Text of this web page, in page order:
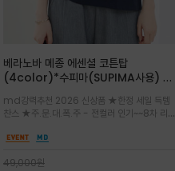
베라노바 메종 에센셜 코튼탑
(4color)*수피마(SUPIMA사용) 레
는 레터링 티셔츠
md강력추천 2026 신상품 ★한정 세일 득템
찬스 ★주.문.대.폭.주 - 전컬러 인기~~8차 리오
픽이나 컬러 조합을 통해 'Essential'한 무드를
좋은 컬러웨이와 디자인입니다^^
49,000원